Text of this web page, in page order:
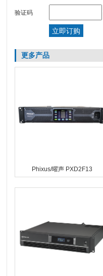
验证码
更多产品
Phixus/曜声 PXD2F13